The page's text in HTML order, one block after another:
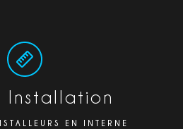
Installation
EN INTERNE